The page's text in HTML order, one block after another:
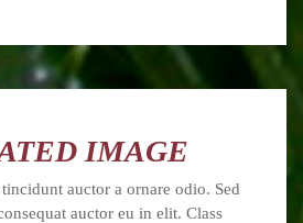
IMAGE
auctor a ornare odio. Sed
auctor eu in elit. Class